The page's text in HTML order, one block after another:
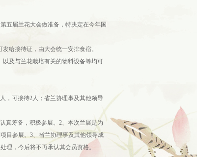
五届兰花大会做准备，特决定在今年国
给接待证，由大会统一安排食宿。
及与兰花栽培有关的物料设备等均可
，可接待2人；省兰协理事及其他领导
真筹备，积极参展。2、本次兰展是为
目参展。3、省兰协理事及其他领导成
理，今后将不再承认其会员资格。